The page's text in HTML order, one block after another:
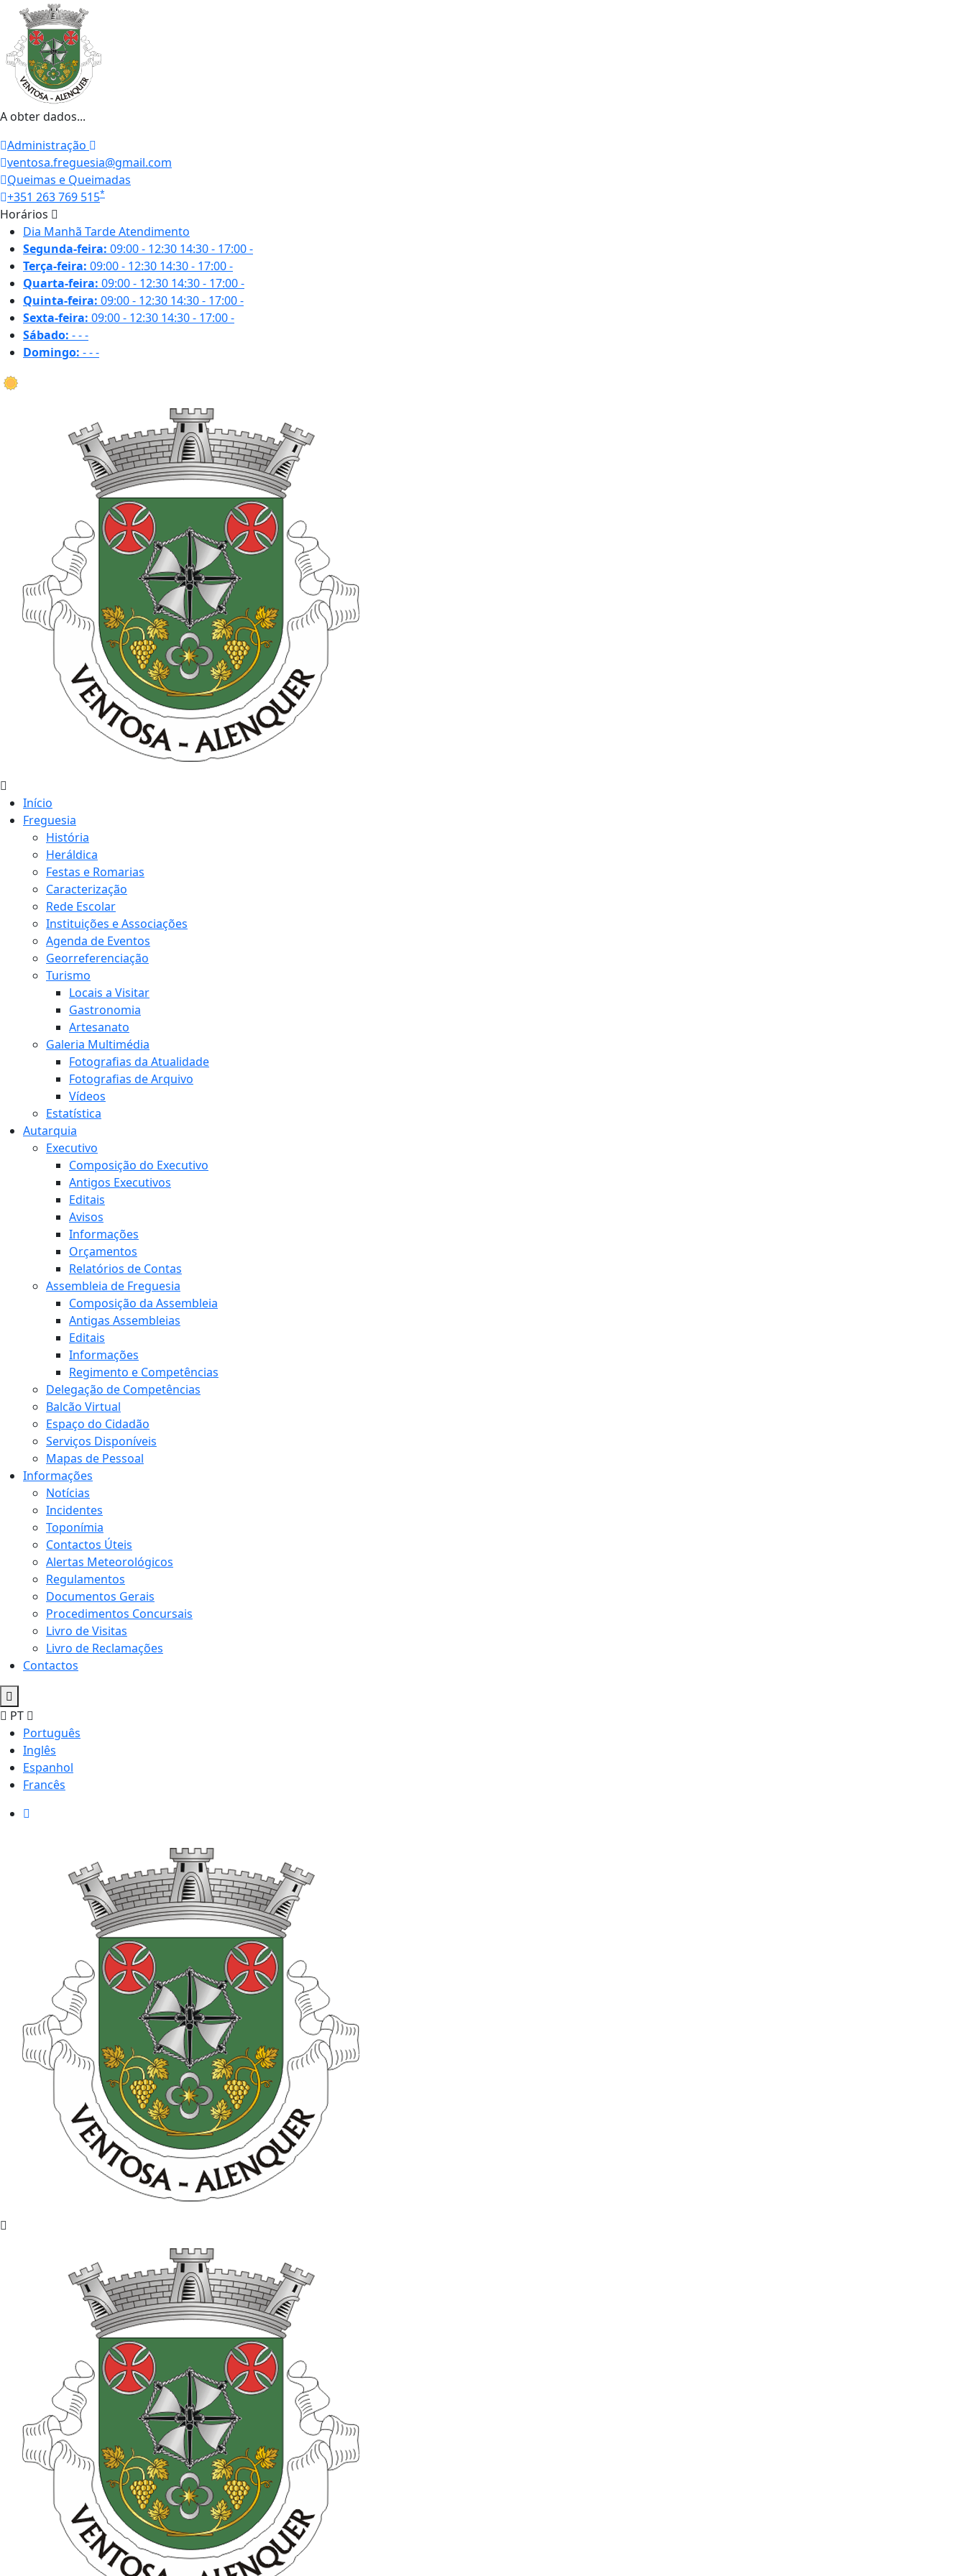
A obter dados...
Administração
ventosa.freguesia@gmail.com
Queimas e Queimadas
+351 263 769 515*
Horários
Dia Manhã TardeAtendimento
Segunda-feira: 09:00 - 12:30 14:30 - 17:00-
Terça-feira: 09:00 - 12:30 14:30 - 17:00-
Quarta-feira: 09:00 - 12:30 14:30 - 17:00-
Quinta-feira: 09:00 - 12:30 14:30 - 17:00-
Sexta-feira: 09:00 - 12:30 14:30 - 17:00-
Sábado: ---
Domingo: ---
Início
Freguesia
História
Heráldica
Festas e Romarias
Caracterização
Rede Escolar
Instituições e Associações
Agenda de Eventos
Georreferenciação
Turismo
Locais a Visitar
Gastronomia
Artesanato
Galeria Multimédia
Fotografias da Atualidade
Fotografias de Arquivo
Vídeos
Estatística
Autarquia
Executivo
Composição do Executivo
Antigos Executivos
Editais
Avisos
Informações
Orçamentos
Relatórios de Contas
Assembleia de Freguesia
Composição da Assembleia
Antigas Assembleias
Editais
Informações
Regimento e Competências
Delegação de Competências
Balcão Virtual
Espaço do Cidadão
Serviços Disponíveis
Mapas de Pessoal
Informações
Notícias
Incidentes
Toponímia
Contactos Úteis
Alertas Meteorológicos
Regulamentos
Documentos Gerais
Procedimentos Concursais
Livro de Visitas
Livro de Reclamações
Contactos
PT
Português
Inglês
Espanhol
Francês